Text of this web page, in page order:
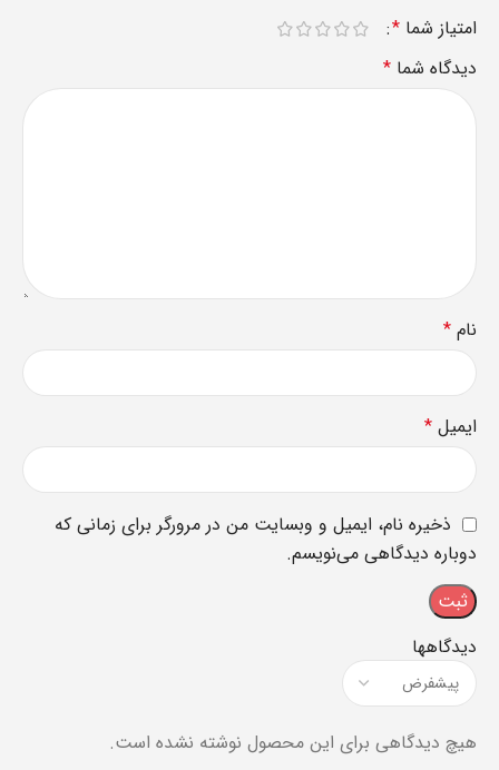
دیدگاهها
هیچ دیدگاهی برای این محصول نوشته نشده است.
امتیاز شما *
دیدگاه شما *
نام *
ایمیل *
ذخیره نام، ایمیل و وبسایت من در مرورگر برای زمانی که
دوباره دیدگاهی می‌نویسم.